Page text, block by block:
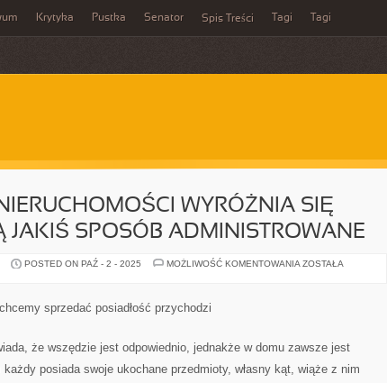
Krytyka Pustka Senator Spis Treści Tagi Tagi
WYRÓŻNIA SIĘ
JAKIŚ SPOSÓB ADMINISTROWANE
POSTED ON PAŹ - 2 - 2025 MOŻLIWOŚĆ KOMENTOWANIA NIEMAŁO
SPOSÓB
ADMINISTROWANE
ZOSTAŁA
sprzedać posiadłość przychodzi
że wszędzie jest odpowiednio, jednakże w domu zawsze jest
każdy posiada swoje ukochane przedmioty, własny kąt, wiąże z nim